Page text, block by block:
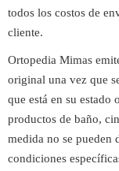
todos los costos de
cliente.
Ortopedia Mimas
original una vez que
que está en su
productos de baño,
medida no se pueden
condiciones